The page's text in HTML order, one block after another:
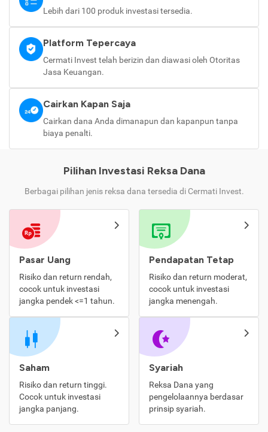
Lebih dari 100 produk investasi tersedia.
Platform Tepercaya
Cermati Invest telah berizin dan diawasi oleh Otoritas
Jasa Keuangan.
Cairkan Kapan Saja
Cairkan dana Anda dimanapun dan kapanpun tanpa
biaya penalti.
Pilihan Investasi Reksa Dana
Berbagai pilihan jenis reksa dana tersedia di Cermati Invest.
Pasar Uang
Risiko dan return rendah,
cocok untuk investasi
jangka pendek <=1 tahun.
Pendapatan Tetap
Risiko dan return moderat,
cocok untuk investasi
jangka menengah.
Saham
Risiko dan return tinggi.
Cocok untuk investasi
jangka panjang.
Syariah
Reksa Dana yang
pengelolaannya berdasar
prinsip syariah.